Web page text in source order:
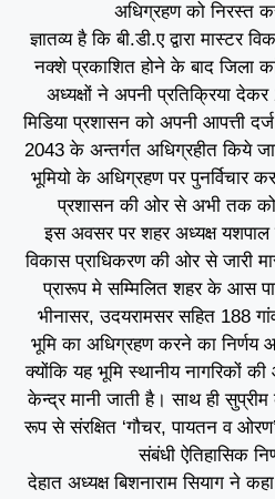
अधिग्रहण को निरस्त
ज्ञातव्य है कि बी.डी.ए द्वारा मास्टर
नक्शे प्रकाशित होने के बाद जिला
अध्यक्षों ने अपनी प्रतिक्रिया
मिडिया प्रशासन को अपनी आपत्ती
2043 के अन्तर्गत अधिग्रहीत किये
भूमियो के अधिग्रहण पर पुनर्विचार
प्रशासन की ओर से अभी तक कोई
इस अवसर पर शहर अध्यक्ष
विकास प्राधिकरण की ओर से जारी
प्रारूप मे सम्मिलित शहर के आस
भीनासर, उदयरामसर सहित 188
भूमि का अधिग्रहण करने का निर्णय
क्योंकि यह भूमि स्थानीय नागरिकों
केन्द्र मानी जाती है। साथ ही सुप्रीम
रूप से संरक्षित ‘गौचर, पायतन व
संबंधी ऐतिहासिक
देहात अध्यक्ष बिशनाराम सियाग ने